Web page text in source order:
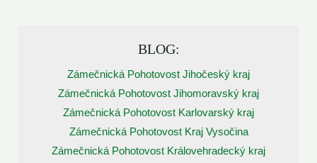
BLOG:
Zámečnická Pohotovost Jihočeský kraj
Zámečnická Pohotovost Jihomoravský kraj
Zámečnická Pohotovost Karlovarský kraj
Zámečnická Pohotovost Kraj Vysočina
Zámečnická Pohotovost Královehradecký kraj